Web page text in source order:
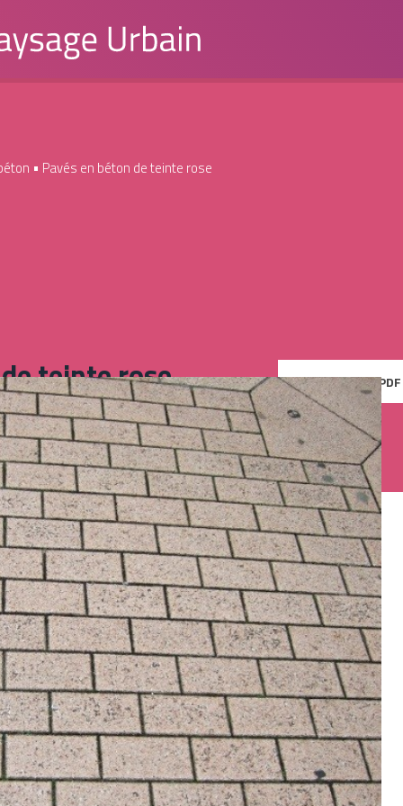
• Pavés en béton de teinte rose
teinte rose Enregistrer en PDF